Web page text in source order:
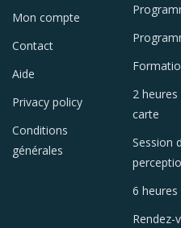
Mon compte
Contact
Aide
Privacy policy
Conditions
générales
2
carte
Session
6 heures
Rendez-